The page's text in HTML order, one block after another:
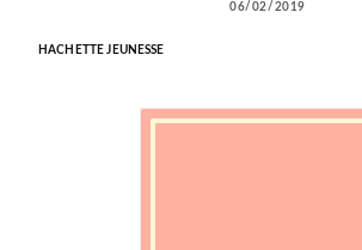
06/02/2019
HACHETTE JEUNESSE